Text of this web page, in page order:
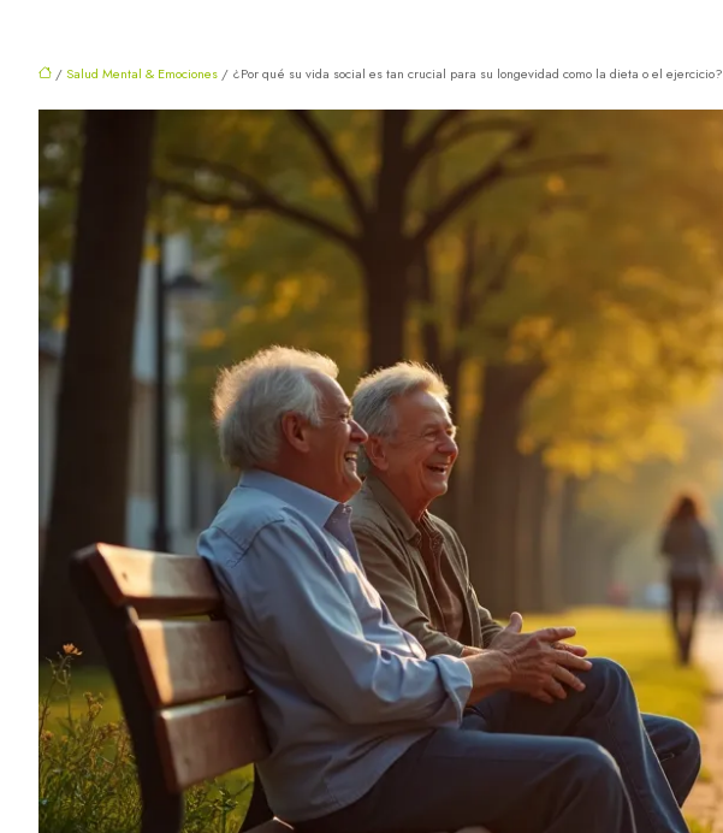
/Salud Mental & Emociones / ¿Por qué su vida social es tan crucial para su longevidad como la dieta o el ejercicio?